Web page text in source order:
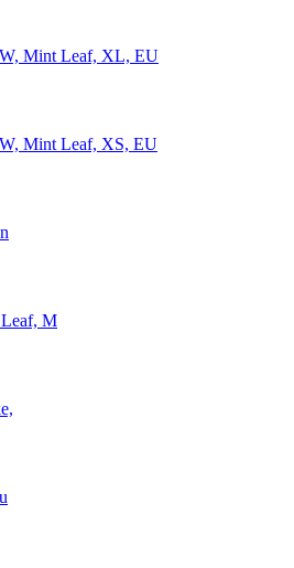
Mint Leaf, XL, EU
Mint Leaf, XS, EU
M